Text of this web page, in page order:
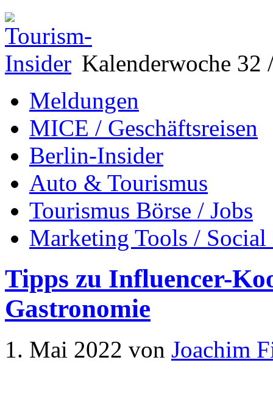
Kalenderwoche 32
Meldungen
MICE / Geschäftsreisen
Berlin-Insider
Auto & Tourismus
Tourismus Börse / Jobs
Marketing Tools /
Tipps zu Influencer-
Gastronomie
1. Mai 2022 von Joachim